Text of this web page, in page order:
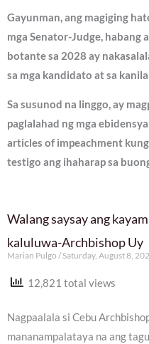
Gayunman, ang magiging
mga Senator-Judge, habang
botante sa 2028 ay
sa mga kandidato at sa
Sa susunod na linggo, ay
paglalahad ng mga
articles of impeachment
testigo ang ihaharap sa
Walang saysay ang
kaluluwa-Archbishop Uy
Marian Pulgo Saturday, August 8,
12,821 total views
Nagpaalala si Cebu
mananampalataya na ang